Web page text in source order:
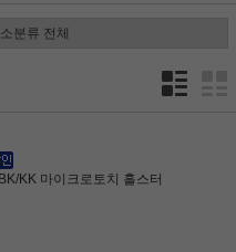
[소토]ST-4891BK/KK 마이크로토치 홀스터